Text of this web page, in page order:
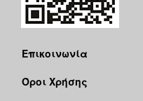
Επικοινωνία
Όροι Χρήσης